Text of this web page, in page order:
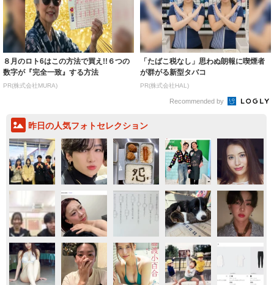
８月のロト6はこの方法で買え!!６つの
数字が『完全一致』する方法
PR(株式会社MURA)
「たばこ税なし」思わぬ朗報に喫煙者
が群がる新型タバコ
PR(株式会社HAL)
Recommended by
昨日の人気フォトセレクション